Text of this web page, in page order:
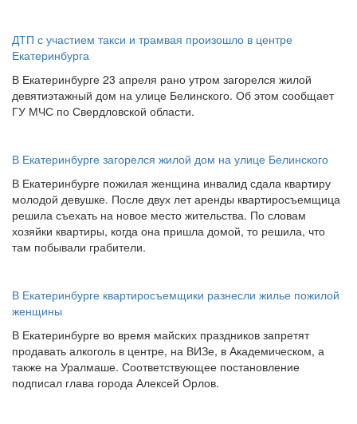
ДТП с участием такси и трамвая произошло в центре
Екатеринбурга
В Екатеринбурге 23 апреля рано утром загорелся жилой
девятиэтажный дом на улице Белинского. Об этом сообщает
ГУ МЧС по Свердловской области.
В Екатеринбурге загорелся жилой дом на улице Белинского
В Екатеринбурге пожилая женщина инвалид сдала квартиру
молодой девушке. После двух лет аренды квартиросъемщица
решила съехать на новое место жительства. По словам
хозяйки квартиры, когда она пришла домой, то решила, что
там побывали грабители.
В Екатеринбурге квартиросъемщики разнесли жилье пожилой
женщины
В Екатеринбурге во время майских праздников запретят
продавать алкоголь в центре, на ВИЗе, в Академическом, а
также на Уралмаше. Соответствующее постановление
подписал глава города Алексей Орлов.